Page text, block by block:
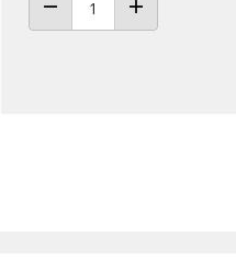
ANZAHL VERRINGERN
ANZAHL